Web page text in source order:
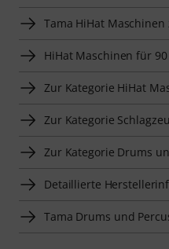
Tama HiHat
HiHat Maschinen für
Zur Kategorie HiHat
Zur Kategorie
Zur Kategorie Drums
Detaillierte
Tama Drums und